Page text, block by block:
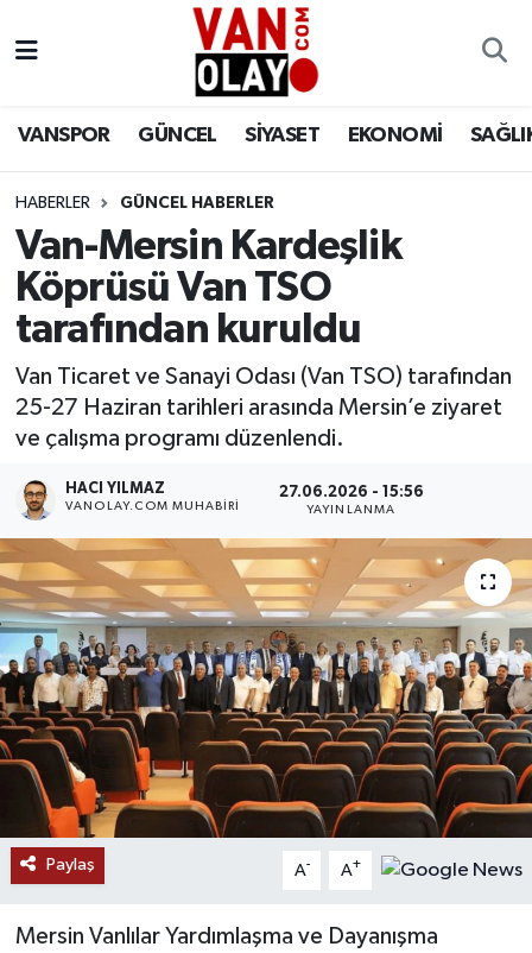
VANSPOR GÜNCEL SİYASET EKONOMİ
HABERLER GÜNCEL HABERLER
Van-Mersin Kardeşlik
Köprüsü Van TSO
tarafından kuruldu
Van Ticaret ve Sanayi Odası (Van TSO) tarafından
25-27 Haziran tarihleri arasında Mersin’e ziyaret
ve çalışma programı düzenlendi.
HACI YILMAZ
VANOLAY.COM MUHABIRI
27.06.2026 - 15:56
YAYINLANMA
Paylaş A- A+
Mersin Vanlılar Yardımlaşma ve Dayanışma
Siyaset
Ekonomi
Sağlık
Bilim & Teknoloji
Dünya
RESMİ İLANLAR
Van Nöbetçi Eczaneler
Van Namaz Vakitleri
Van Trafik Yoğunluk Haritası
Süper Lig Puan Durumu ve Fikstür
Son Dakika Haberleri
Haber Arşivi